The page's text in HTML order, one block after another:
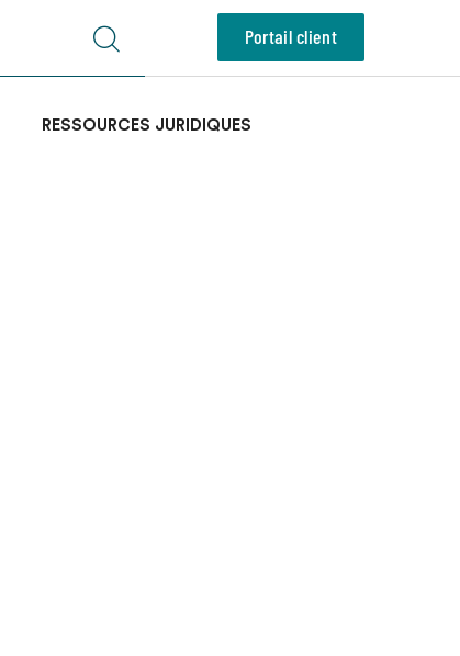
Portail client
RESSOURCES JURIDIQUES